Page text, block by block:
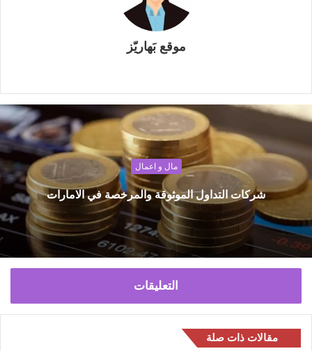
موقع بَهاريّز
ق
ع
ا
ل
و
ي
ب
مال و اعمال
شركات التداول الموثوقة والمرخصة في الامارات
التعليقات
مقالات ذات صلة